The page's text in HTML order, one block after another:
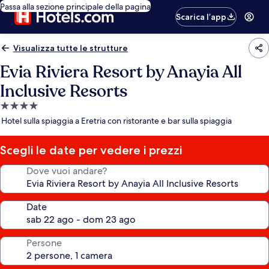
Passa alla sezione principale della pagina
Scarica l’app
Visualizza tutte le strutture
Evia Riviera Resort by Anayia All
Inclusive Resorts
Struttura
a
stelle
Hotel sulla spiaggia a Eretria con ristorante e bar sulla spiaggia
Scegli le date per vedere i prezzi
Dove vuoi andare?
Date
Persone